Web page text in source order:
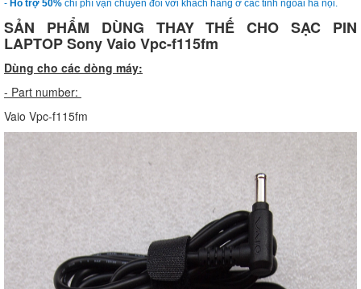
- Hỗ trợ 50% chi phí vận chuyển đối với khách hàng ở các tỉnh ngoài hà nội.
SẢN PHẨM DÙNG THAY THẾ CHO SẠC PIN
LAPTOP Sony Vaio Vpc-f115fm
Dùng cho các dòng máy:
- Part number:
Vaio Vpc-f115fm